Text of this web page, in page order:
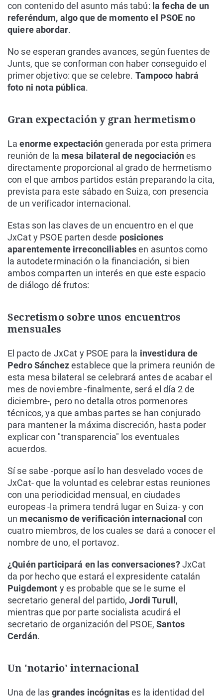
con contenido del asunto más tabú: la fecha de un
referéndum, algo que de momento el PSOE no
quiere abordar.
No se esperan grandes avances, según fuentes de
Junts, que se conforman con haber conseguido el
primer objetivo: que se celebre. Tampoco habrá
foto ni nota pública.
Gran expectación y gran hermetismo
Laenorme expectacióngenerada por esta primera
reunión de la mesa bilateral de negociaciónes
directamente proporcional al grado de hermetismo
con el que ambos partidos están preparando la cita,
prevista para este sábado en Suiza, con presencia
de un verificador internacional.
Estas son las claves de un encuentro en el que
JxCat y PSOE parten desde posiciones
aparentemente irreconciliablesen asuntos como
la autodeterminación o la financiación, si bien
ambos comparten un interés en que este espacio
de diálogo dé frutos:
Secretismo sobre unos encuentros
mensuales
El pacto de JxCat y PSOE para la investidura de
Pedro Sánchezestablece que la primera reunión de
esta mesa bilateral se celebrará antes de acabar el
mes de noviembre -finalmente, será el día 2 de
diciembre-, pero no detalla otros pormenores
técnicos, ya que ambas partes se han conjurado
para mantener la máxima discreción, hasta poder
explicar con "transparencia" los eventuales
acuerdos.
Sí se sabe -porque así lo han desvelado voces de
JxCat- que la voluntad es celebrar estas reuniones
con una periodicidad mensual, en ciudades
europeas -la primera tendrá lugar en Suiza- y con
un mecanismo de verificación internacional con
cuatro miembros, de los cuales se dará a conocer el
nombre de uno, el portavoz.
¿Quién participará en las conversaciones?JxCat
da por hecho que estará el expresidente catalán
Puigdemont y es probable que se le sume el
secretario general del partido,Jordi Turull ,
mientras que por parte socialista acudirá el
secretario de organización del PSOE,Santos
Cerdán.
Un 'notario' internacional
Una de las grandes incógnitases la identidad del